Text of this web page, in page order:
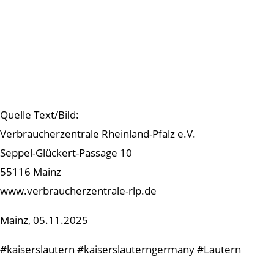
Quelle Text/Bild:
Verbraucherzentrale Rheinland-Pfalz e.V.
Seppel-Glückert-Passage 10
55116 Mainz
www.verbraucherzentrale-rlp.de
Mainz, 05.11.2025
#kaiserslautern #kaiserslauterngermany #Lautern